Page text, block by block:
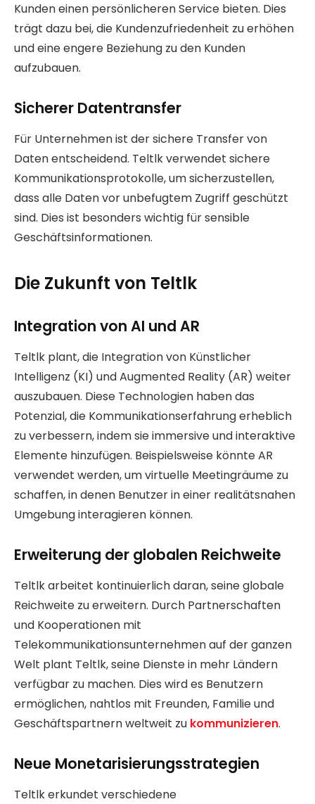
Kunden einen persönlicheren Service bieten. Dies
trägt dazu bei, die Kundenzufriedenheit zu erhöhen
und eine engere Beziehung zu den Kunden
aufzubauen.
Sicherer Datentransfer
Für Unternehmen ist der sichere Transfer von
Daten entscheidend. Teltlk verwendet sichere
Kommunikationsprotokolle, um sicherzustellen,
dass alle Daten vor unbefugtem Zugriff geschützt
sind. Dies ist besonders wichtig für sensible
Geschäftsinformationen.
Die Zukunft von Teltlk
Integration von AI und AR
Teltlk plant, die Integration von Künstlicher
Intelligenz (KI) und Augmented Reality (AR) weiter
auszubauen. Diese Technologien haben das
Potenzial, die Kommunikationserfahrung erheblich
zu verbessern, indem sie immersive und interaktive
Elemente hinzufügen. Beispielsweise könnte AR
verwendet werden, um virtuelle Meetingräume zu
schaffen, in denen Benutzer in einer realitätsnahen
Umgebung interagieren können.
Erweiterung der globalen Reichweite
Teltlk arbeitet kontinuierlich daran, seine globale
Reichweite zu erweitern. Durch Partnerschaften
und Kooperationen mit
Telekommunikationsunternehmen auf der ganzen
Welt plant Teltlk, seine Dienste in mehr Ländern
verfügbar zu machen. Dies wird es Benutzern
ermöglichen, nahtlos mit Freunden, Familie und
Geschäftspartnern weltweit zu kommunizieren.
Neue Monetarisierungsstrategien
Teltlk erkundet verschiedene